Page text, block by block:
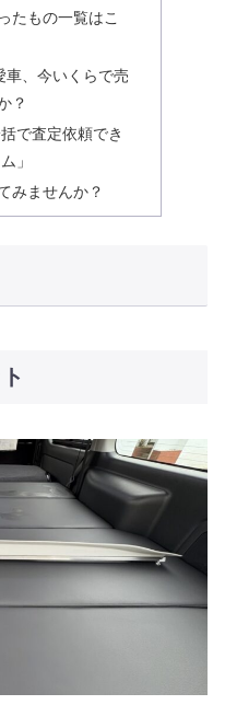
たもの一覧はこ
車、今いくらで売
？
で査定依頼でき
」
みませんか？